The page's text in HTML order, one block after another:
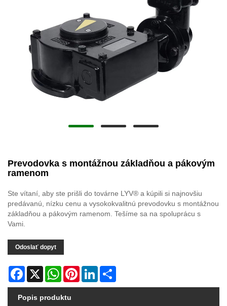
Prevodovka s montážnou základňou a pákovým
ramenom
Ste vítaní, aby ste prišli do továrne LYV® a kúpili si najnovšiu
predávanú, nízku cenu a vysokokvalitnú prevodovku s montážnou
základňou a pákovým ramenom. Tešíme sa na spoluprácu s
Vami.
Odoslať dopyt
Facebook
X WhatsAppPinterestLinkedIn
Popis produktu